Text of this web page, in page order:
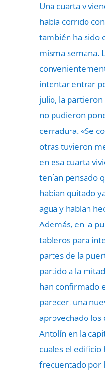
Una cuarta
había corrido
también ha sido
misma semana.
intentar entrar
julio, la
no pudieron
cerradura. «Se
otras tuvieron
en esa cuarta
tenían pensado
habían quitado
agua y habían
Además, en la
tableros para
partes de la
partido a la
han confirmado
parecer, una
aprovechado los
Antolín en la
cuales el edificio
frecuentado por